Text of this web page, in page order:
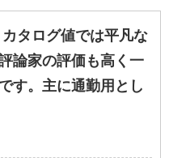
タログ値では平凡な
論家の評価も高く一
す。主に通勤用とし